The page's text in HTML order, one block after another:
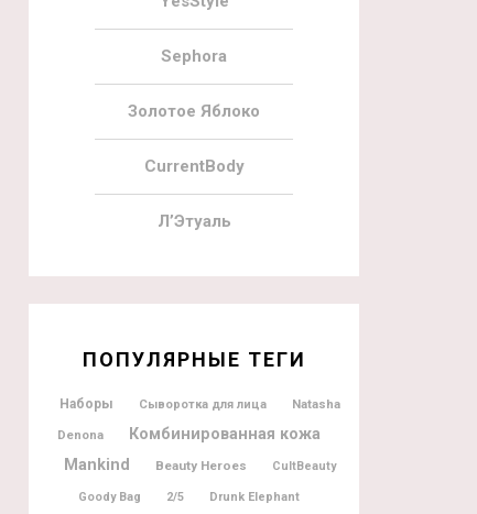
Sephora
Золотое Яблоко
CurrentBody
Л’Этуаль
ПОПУЛЯРНЫЕ ТЕГИ
Наборы Сыворотка для лица
Natasha
Denona
Комбинированная кожа
Mankind Beauty Heroes CultBeauty
Goody Bag 2/5 Drunk Elephant